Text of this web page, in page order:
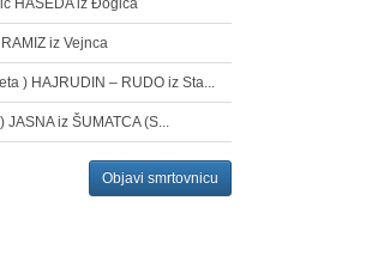
HASEDA iz Đogića
iz Vejnca
) HAJRUDIN – RUDO iz Sta...
JASNA iz ŠUMATCA (S...
Objavi smrtovnicu